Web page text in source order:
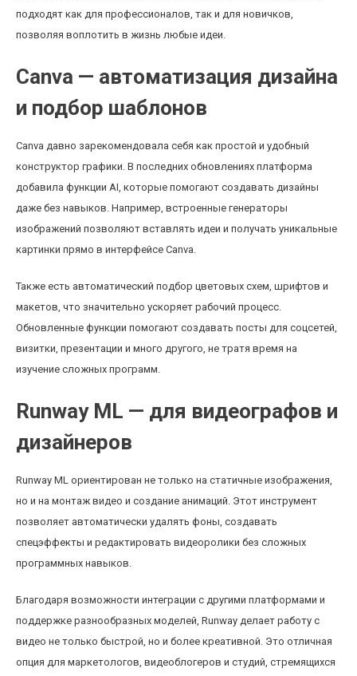
подходят как для профессионалов, так и для новичков,
позволяя воплотить в жизнь любые идеи.
Canva — автоматизация дизайна
и подбор шаблонов
Canva давно зарекомендовала себя как простой и удобный
конструктор графики. В последних обновлениях платформа
добавила функции AI, которые помогают создавать дизайны
даже без навыков. Например, встроенные генераторы
изображений позволяют вставлять идеи и получать уникальные
картинки прямо в интерфейсе Canva.
Также есть автоматический подбор цветовых схем, шрифтов и
макетов, что значительно ускоряет рабочий процесс.
Обновленные функции помогают создавать посты для соцсетей,
визитки, презентации и много другого, не тратя время на
изучение сложных программ.
Runway ML — для видеографов и
дизайнеров
Runway ML ориентирован не только на статичные изображения,
но и на монтаж видео и создание анимаций. Этот инструмент
позволяет автоматически удалять фоны, создавать
спецэффекты и редактировать видеоролики без сложных
программных навыков.
Благодаря возможности интеграции с другими платформами и
поддержке разнообразных моделей, Runway делает работу с
видео не только быстрой, но и более креативной. Это отличная
опция для маркетологов, видеоблогеров и студий, стремящихся